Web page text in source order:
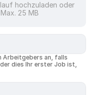
hochzuladen oder
25 MB
Arbeitgebers an, falls
dies Ihr erster Job ist,